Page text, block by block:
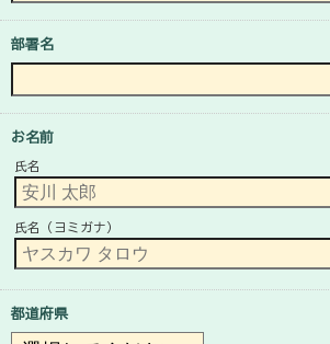
部署名
お名前
氏名
氏名（ヨミガナ）
都道府県